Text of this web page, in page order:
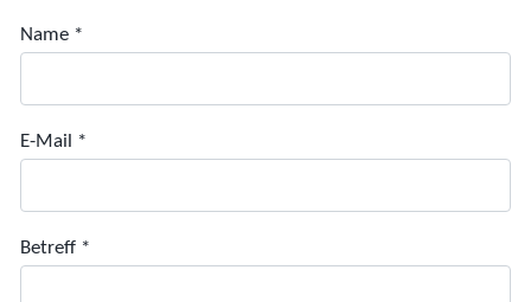
Name *
E-Mail *
Betreff *